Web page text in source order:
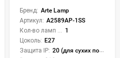
Бренд: Arte Lamp
Артикул: A2589AP-1SS
1
Цоколь: E27
Защита IP: 20 (для сухих пом.)